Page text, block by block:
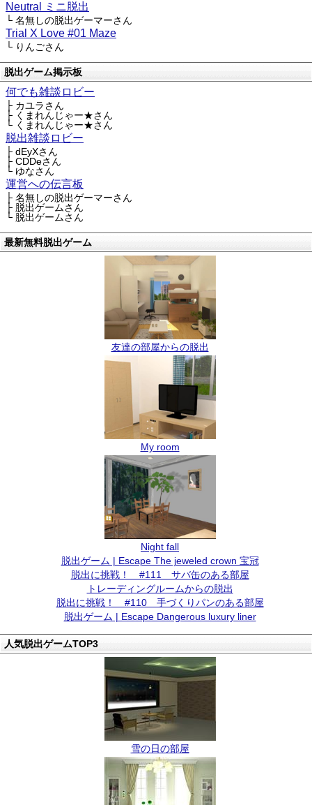
Neutral ミニ脱出
└ 名無しの脱出ゲーマーさん
Trial X Love #01 Maze
└ りんごさん
脱出ゲーム掲示板
何でも雑談ロビー
├ カユラさん
├ くまれんじゃー★さん
└ くまれんじゃー★さん
脱出雑談ロビー
├ dEyXさん
├ CDDeさん
└ ゆなさん
運営への伝言板
├ 名無しの脱出ゲーマーさん
├ 脱出ゲームさん
└ 脱出ゲームさん
最新無料脱出ゲーム
友達の部屋からの脱出
My room
Night fall
脱出ゲーム | Escape The jeweled crown 宝冠
脱出に挑戦！ #111 サバ缶のある部屋
トレーディングルームからの脱出
脱出に挑戦！ #110 手づくりパンのある部屋
脱出ゲーム | Escape Dangerous luxury liner
人気脱出ゲームTOP3
雪の日の部屋